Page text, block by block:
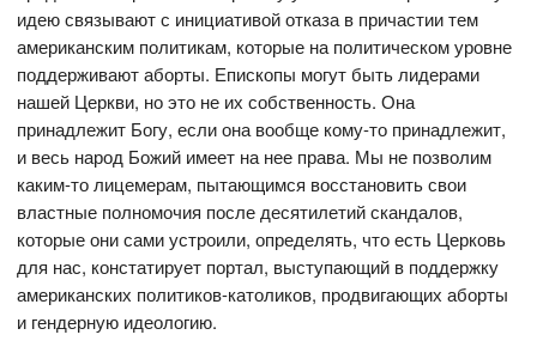
идею связывают с инициативой отказа в причастии тем
американским политикам, которые на политическом уровне
поддерживают аборты. Епископы могут быть лидерами
нашей Церкви, но это не их собственность. Она
принадлежит Богу, если она вообще кому-то принадлежит,
и весь народ Божий имеет на нее права. Мы не позволим
каким-то лицемерам, пытающимся восстановить свои
властные полномочия после десятилетий скандалов,
которые они сами устроили, определять, что есть Церковь
для нас, констатирует портал, выступающий в поддержку
американских политиков-католиков, продвигающих аборты
и гендерную идеологию.